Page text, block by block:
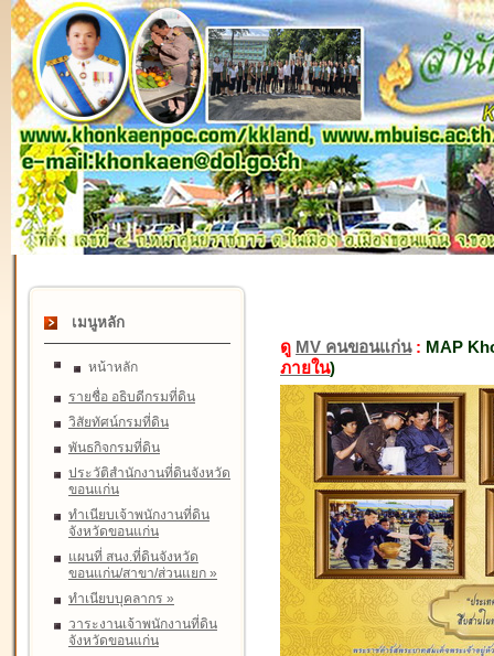
เมนูหลัก
หน้าหลัก
รายชื่อ อธิบดีกรมที่ดิน
วิสัยทัศน์กรมที่ดิน
พันธกิจกรมที่ดิน
ประวัติสำนักงานที่ดินจังหวัด
ขอนแก่น
ทำเนียบเจ้าพนักงานที่ดิน
จังหวัดขอนแก่น
แผนที่ สนง.ที่ดินจังหวัด
ขอนแก่น/สาขา/ส่วนแยก »
ทำเนียบบุคลากร »
วาระงานเจ้าพนักงานที่ดิน
จังหวัดขอนแก่น
ดู MV คนขอนแก่น: MAP
ภายใน)